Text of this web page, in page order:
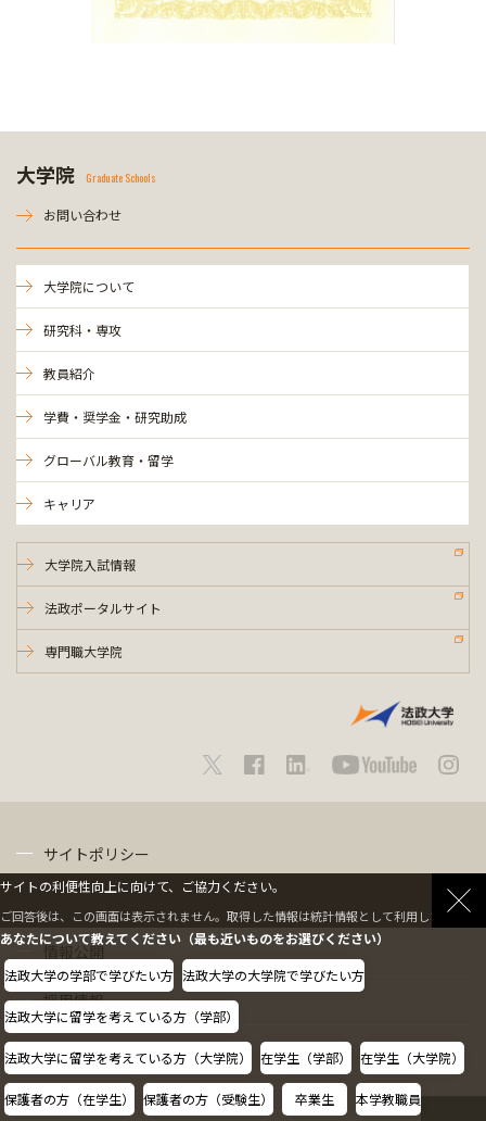
大学院 Graduate Schools
お問い合わせ
大学院について
研究科・専攻
教員紹介
学費・奨学金・研究助成
グローバル教育・留学
キャリア
大学院入試情報
法政ポータルサイト
専門職大学院
サイトポリシー
情報公開
採用情報
教職員の方へ
サイトの利便性向上に向けて、ご協力ください。
ご回答後は、この画面は表示されません。取得した情報は統計情報として利用します。
あなたについて教えてください（最も近いものをお選びください）
法政大学の学部で学びたい方 法政大学の大学院で学びたい方
法政大学に留学を考えている方（学部）
法政大学に留学を考えている方（大学院） 在学生（学部） 在学生（大学院）
保護者の方（在学生） 保護者の方（受験生） 卒業生 本学教職員